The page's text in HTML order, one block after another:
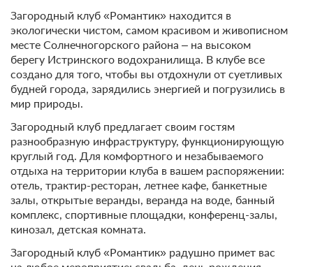
Загородный клуб «Романтик» находится в
экологически чистом, самом красивом и живописном
месте Солнечногорского района – на высоком
берегу Истринского водохранилища. В клубе все
создано для того, чтобы вы отдохнули от суетливых
будней города, зарядились энергией и погрузились в
мир природы.
Загородный клуб предлагает своим гостям
разнообразную инфраструктуру, функционирующую
круглый год. Для комфортного и незабываемого
отдыха на территории клуба в вашем распоряжении:
отель, трактир-ресторан, летнее кафе, банкетные
залы, открытые веранды, веранда на воде, банный
комплекс, спортивные площадки, конференц-залы,
кинозал, детская комната.
Загородный клуб «Романтик» радушно примет вас